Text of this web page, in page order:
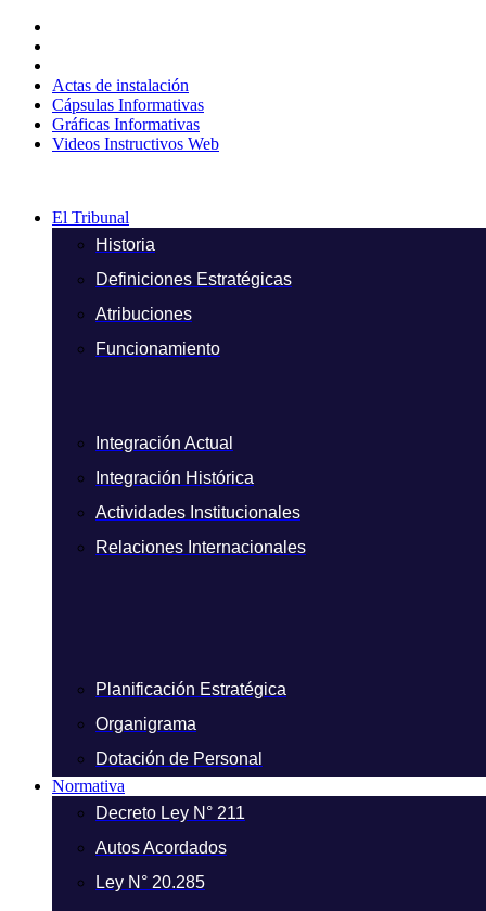
contenido
Actas de instalación
Cápsulas Informativas
Gráficas Informativas
Videos Instructivos Web
El Tribunal
Historia
Definiciones Estratégicas
Atribuciones
Funcionamiento
Integración Actual
Integración Histórica
Actividades Institucionales
Relaciones Internacionales
Planificación Estratégica
Organigrama
Dotación de Personal
Normativa
Decreto Ley N° 211
Autos Acordados
Ley N° 20.285